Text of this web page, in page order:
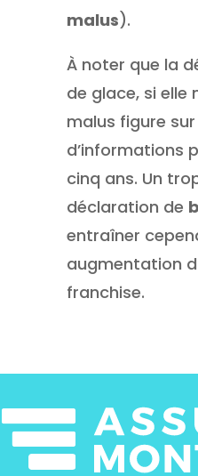
malus).
À noter que la
de glace, si elle
malus figure
d’informations
cinq ans. Un
déclaration de
entraîner
augmentation
franchise.